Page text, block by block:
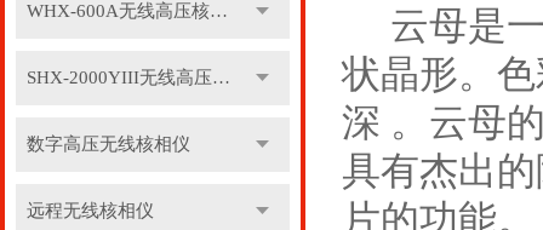
WHX-600A无线高压核相仪
SHX-2000YIII无线高压核相仪
数字高压无线核相仪
远程无线核相仪
云母是一
状晶形。
深 。云母
具有杰出
片的功能。